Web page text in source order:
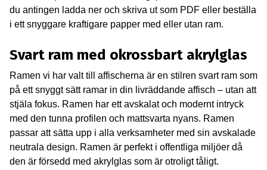
du antingen ladda ner och skriva ut som PDF eller beställa
i ett snyggare kraftigare papper med eller utan ram.
Svart ram med okrossbart akrylglas
Ramen vi har valt till affischerna är en stilren svart ram som
på ett snyggt sätt ramar in din livräddande affisch – utan att
stjäla fokus. Ramen har ett avskalat och modernt intryck
med den tunna profilen och mattsvarta nyans. Ramen
passar att sätta upp i alla verksamheter med sin avskalade
neutrala design. Ramen är perfekt i offentliga miljöer då
den är försedd med akrylglas som är otroligt tåligt.